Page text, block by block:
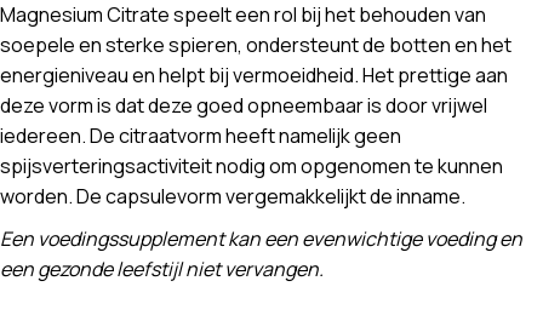
Magnesium Citrate speelt een rol bij het behouden van
soepele en sterke spieren, ondersteunt de botten en het
energieniveau en helpt bij vermoeidheid. Het prettige aan
deze vorm is dat deze goed opneembaar is door vrijwel
iedereen. De citraatvorm heeft namelijk geen
spijsverteringsactiviteit nodig om opgenomen te kunnen
worden. De capsulevorm vergemakkelijkt de inname.
Een voedingssupplement kan een evenwichtige voeding en
een gezonde leefstijl niet vervangen.